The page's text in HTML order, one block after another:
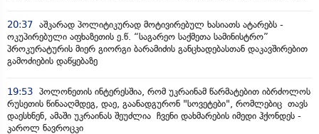
20:37 აშკარად პოლიტიკურად მოტივირებულ ხასიათს ატარებს -
ოკუპირებული აფხაზეთის ე.წ. “საგარეო საქმეთა სამინისტრო”
პროკურატურის მიერ გიორგი ბარამიძის განცხადებასთან დაკავშირებით
გამოძიების დაწყებაზე
19:53 პოლონეთის ინტერესშია, რომ უკრაინამ წარმატებით იბრძოლოს
რუსეთის წინააღმდეგ, დაე, გაანადგურონ "სოვეტები", რომლებიც თავს
დაესხნენ, ამაში უკრაინას შეუძლია ჩვენი დახმარების იმედი ჰქონდეს -
კაროლ ნავროცკი